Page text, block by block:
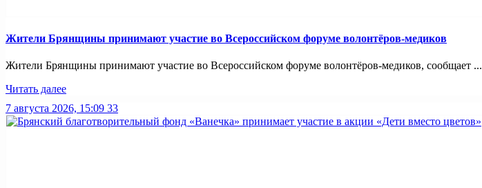
Жители Брянщины принимают участие во Всероссийском форуме волонтёров-медиков
Жители Брянщины принимают участие во Всероссийском форуме волонтёров-медиков, сообщает ...
Читать далее
7 августа 2026, 15:09 33